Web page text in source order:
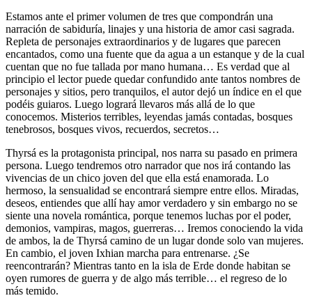
Estamos ante el primer volumen de tres que compondrán una
narración de sabiduría, linajes y una historia de amor casi sagrada.
Repleta de personajes extraordinarios y de lugares que parecen
encantados, como una fuente que da agua a un estanque y de la cual
cuentan que no fue tallada por mano humana… Es verdad que al
principio el lector puede quedar confundido ante tantos nombres de
personajes y sitios, pero tranquilos, el autor dejó un índice en el que
podéis guiaros. Luego logrará llevaros más allá de lo que
conocemos. Misterios terribles, leyendas jamás contadas, bosques
tenebrosos, bosques vivos, recuerdos, secretos…
Thyrsá es la protagonista principal, nos narra su pasado en primera
persona. Luego tendremos otro narrador que nos irá contando las
vivencias de un chico joven del que ella está enamorada. Lo
hermoso, la sensualidad se encontrará siempre entre ellos. Miradas,
deseos, entiendes que allí hay amor verdadero y sin embargo no se
siente una novela romántica, porque tenemos luchas por el poder,
demonios, vampiras, magos, guerreras… Iremos conociendo la vida
de ambos, la de Thyrsá camino de un lugar donde solo van mujeres.
En cambio, el joven Ixhian marcha para entrenarse. ¿Se
reencontrarán? Mientras tanto en la isla de Erde donde habitan se
oyen rumores de guerra y de algo más terrible… el regreso de lo
más temido.